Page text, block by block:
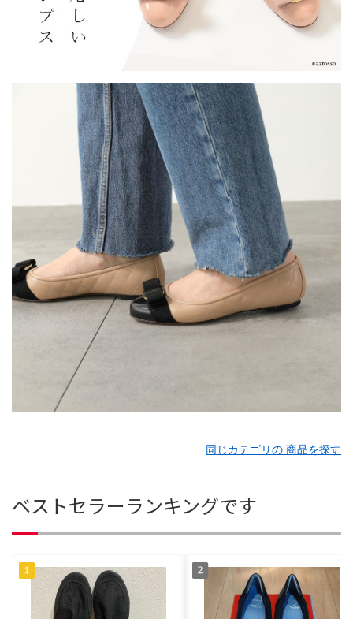
同じカテゴリの 商品を探す
ベストセラーランキングです